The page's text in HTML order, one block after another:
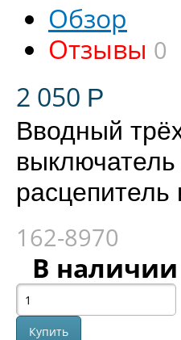
Обзор
Отзывы 0
2 050 Р
Вводный
162-8970
В наличии